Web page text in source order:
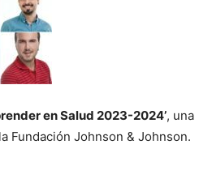
en Salud 2023-2024’, una
Fundación Johnson & Johnson.